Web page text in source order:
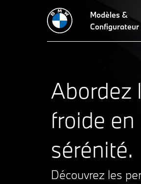
Modèles &
Configurateur
Abordez
froide
sérénité.
Découvrez les